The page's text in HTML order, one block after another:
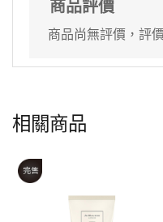
商品評價
商品尚無評價，評
相關商品